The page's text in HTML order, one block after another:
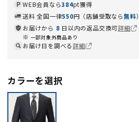
WEB会員なら384pt獲得
送料 全国一律550円（店舗受取なら無料）
お届けから 8 日以内の返品交換可詳細
一部対象外商品あり
お届け日を調べる詳細
カラーを選択